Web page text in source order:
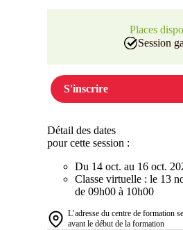
Places
Session
S'inscrire
Détail des dates
pour cette session :
Du 14 oct. au 16 oct.
Classe virtuelle : le 13
de 09h00 à 10h00
L’adresse du centre de formation
avant le début de la formation